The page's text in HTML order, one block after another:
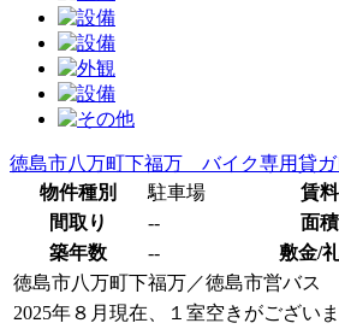
徳島市八万町下福万 バイク専用貸
物件種別
駐車場 賃料
間取り
-- 面積
築年数
-- 敷金/
徳島市八万町下福万／徳島市営バス
2025年８月現在、１室空きがござい